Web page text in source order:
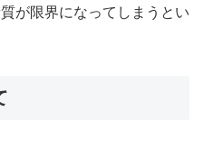
が限界になってしまうとい